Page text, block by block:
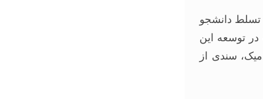
تسلط دانشجو
توسعه این
سندی از